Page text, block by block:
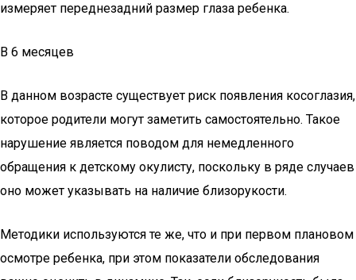
измеряет переднезадний размер глаза ребенка.
В 6 месяцев
В данном возрасте существует риск появления косоглазия,
которое родители могут заметить самостоятельно. Такое
нарушение является поводом для немедленного
обращения к детскому окулисту, поскольку в ряде случаев
оно может указывать на наличие близорукости.
Методики используются те же, что и при первом плановом
осмотре ребенка, при этом показатели обследования